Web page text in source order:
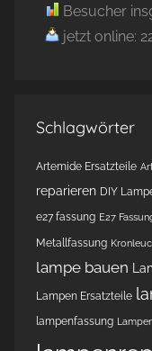
Besucher
jetzt online:
Schlagwörter
Artemide Ersatzteile
reparieren DIY
e27 fassung E27
Metallfassung
lampe bauen
Lampen Ersatzteile
lampenfassung